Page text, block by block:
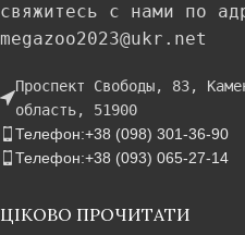
свяжитесь с нами по
megazoo2023@ukr.net
Проспект Свободы, 83,
область, 51900
Телефон:+38 (098) 301-36-90
Телефон:+38 (093) 065-27-14
ЦІКОВО ПРОЧИТАТИ